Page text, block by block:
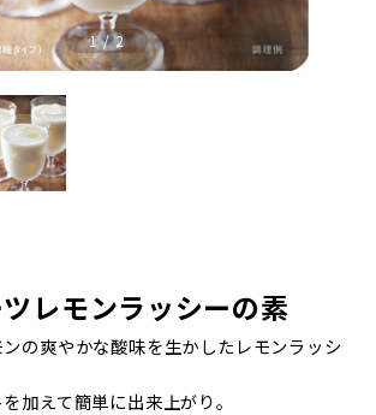
1/2
レモンラッシーの素
の爽やかな酸味を生かしたレモンラッシ
加えて簡単に出来上がり。